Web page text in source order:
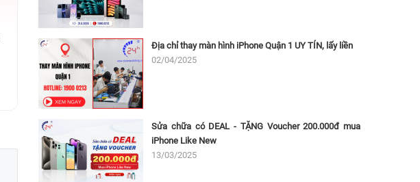
Địa chỉ thay màn hình iPhone Quận 1 UY TÍN, lấy liền
02/04/2025
Sửa chữa có DEAL - TẶNG Voucher 200.000đ mua
iPhone Like New
13/03/2025